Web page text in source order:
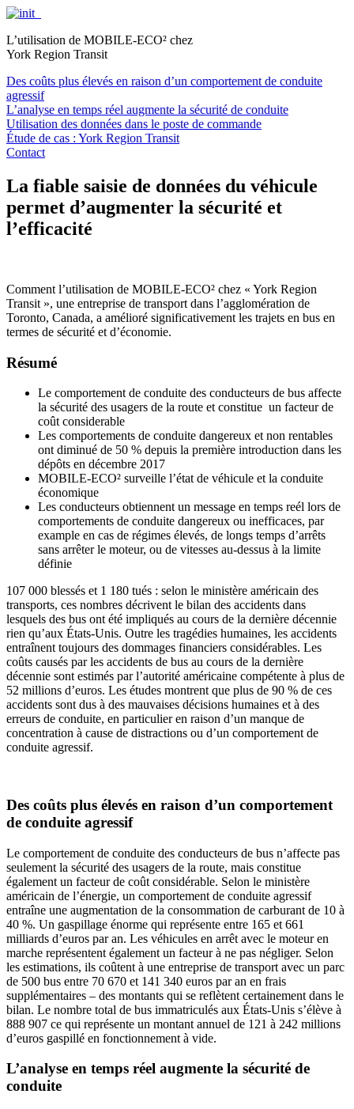
L’utilisation de MOBILE-ECO² chez
York Region Transit
Des coûts plus élevés en raison d’un comportement de conduite
agressif
L’analyse en temps réel augmente la sécurité de conduite
Utilisation des données dans le poste de commande
Étude de cas : York Region Transit
Contact
La fiable saisie de données du véhicule
permet d’augmenter la sécurité et
l’efficacité
Comment l’utilisation de MOBILE-ECO² chez « York Region
Transit », une entreprise de transport dans l’agglomération de
Toronto, Canada, a amélioré significativement les trajets en bus en
termes de sécurité et d’économie.
Résumé
Le comportement de conduite des conducteurs de bus affecte
la sécurité des usagers de la route et constitue un facteur de
coût considerable
Les comportements de conduite dangereux et non rentables
ont diminué de 50 % depuis la première introduction dans les
dépôts en décembre 2017
MOBILE-ECO² surveille l’état de véhicule et la conduite
économique
Les conducteurs obtiennent un message en temps reél lors de
comportements de conduite dangereux ou inefficaces, par
example en cas de régimes élevés, de longs temps d’arrêts
sans arrêter le moteur, ou de vitesses au-dessus à la limite
définie
107 000 blessés et 1 180 tués : selon le ministère américain des
transports, ces nombres décrivent le bilan des accidents dans
lesquels des bus ont été impliqués au cours de la dernière décennie
rien qu’aux États-Unis. Outre les tragédies humaines, les accidents
entraînent toujours des dommages financiers considérables. Les
coûts causés par les accidents de bus au cours de la dernière
décennie sont estimés par l’autorité américaine compétente à plus de
52 millions d’euros. Les études montrent que plus de 90 % de ces
accidents sont dus à des mauvaises décisions humaines et à des
erreurs de conduite, en particulier en raison d’un manque de
concentration à cause de distractions ou d’un comportement de
conduite agressif.
Des coûts plus élevés en raison d’un comportement
de conduite agressif
Le comportement de conduite des conducteurs de bus n’affecte pas
seulement la sécurité des usagers de la route, mais constitue
également un facteur de coût considérable. Selon le ministère
américain de l’énergie, un comportement de conduite agressif
entraîne une augmentation de la consommation de carburant de 10 à
40 %. Un gaspillage énorme qui représente entre 165 et 661
milliards d’euros par an. Les véhicules en arrêt avec le moteur en
marche représentent également un facteur à ne pas négliger. Selon
les estimations, ils coûtent à une entreprise de transport avec un parc
de 500 bus entre 70 670 et 141 340 euros par an en frais
supplémentaires – des montants qui se reflètent certainement dans le
bilan. Le nombre total de bus immatriculés aux États-Unis s’élève à
888 907 ce qui représente un montant annuel de 121 à 242 millions
d’euros gaspillé en fonctionnement à vide.
L’analyse en temps réel augmente la sécurité de
conduite